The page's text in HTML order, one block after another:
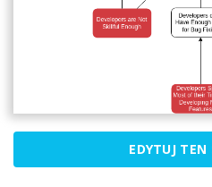
EDYTUJ TEN